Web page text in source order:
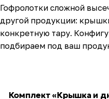
Гофролотки сложной
другой продукции:
конкретную тару.
подбираем под ваш
Комплект «Крышка и